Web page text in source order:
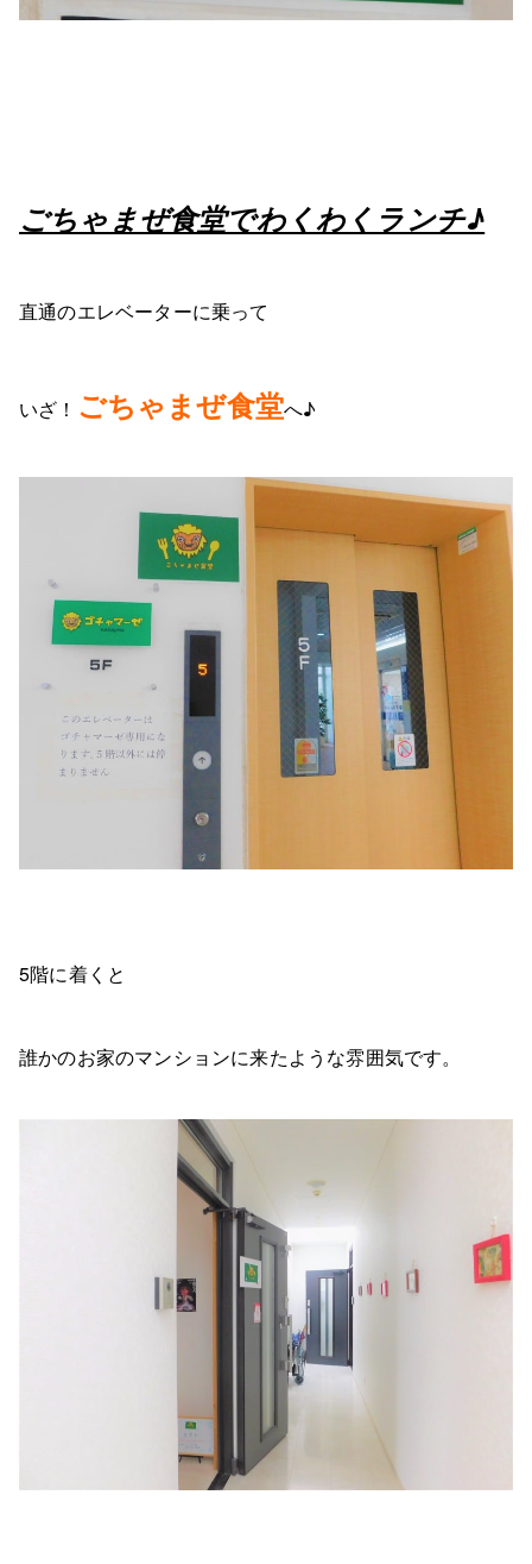
ごちゃまぜ食堂でわくわくランチ♪
直通のエレベーターに乗って
いざ！ ごちゃまぜ食堂へ♪
5階に着くと
誰かのお家のマンションに来たような雰囲気です。